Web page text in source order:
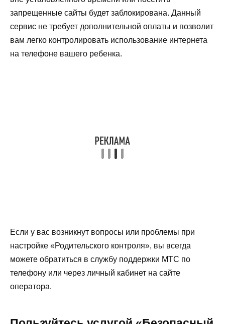
запрещенные сайты будет заблокирована. Данный
сервис не требует дополнительной оплаты и позволит
вам легко контролировать использование интернета
на телефоне вашего ребенка.
Если у вас возникнут вопросы или проблемы при
настройке «Родительского контроля», вы всегда
можете обратиться в службу поддержки МТС по
телефону или через личный кабинет на сайте
оператора.